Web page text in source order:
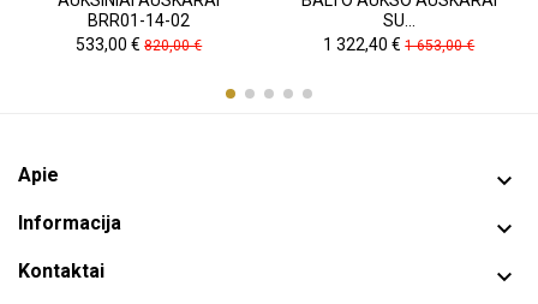
BRR01-14-02
Kaina
533,00 € Pradinė
820,00 €
SU...
Kaina
1 322,40 € Pradinė
1 653,00 €
Apie 
Informacija 
Kontaktai 